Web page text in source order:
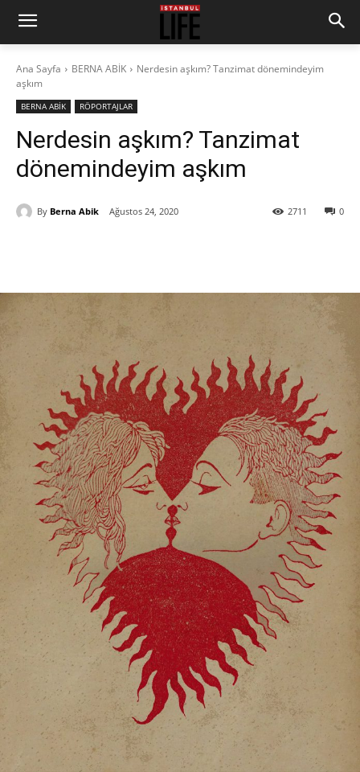
Ana Sayfa BERNA ABİK
Nerdesin aşkım? Tanzimat dönemindeyim
aşkım
BERNA ABİK RÖPORTAJLAR
Nerdesin aşkım? Tanzimat
dönemindeyim aşkım
By Berna Abik Ağustos 24, 2020 0
2711